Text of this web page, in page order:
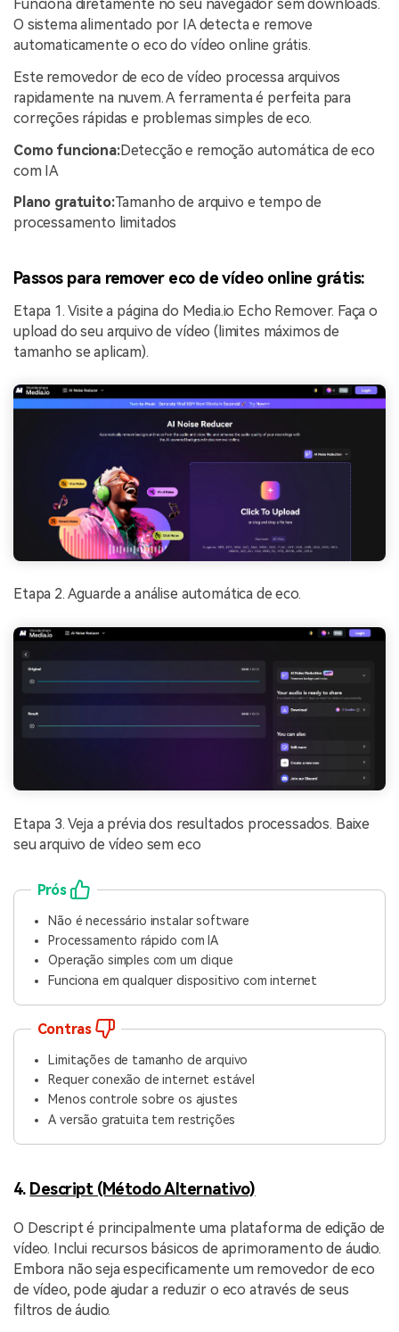
Funciona diretamente no seu navegador sem downloads.
O sistema alimentado por IA detecta e remove
automaticamente o eco do vídeo online grátis.
Este removedor de eco de vídeo processa arquivos
rapidamente na nuvem. A ferramenta é perfeita para
correções rápidas e problemas simples de eco.
Como funciona:Detecção e remoção automática de eco
com IA
Plano gratuito:Tamanho de arquivo e tempo de
processamento limitados
Passos para remover eco de vídeo online grátis:
Etapa 1. Visite a página do Media.io Echo Remover. Faça o
upload do seu arquivo de vídeo (limites máximos de
tamanho se aplicam).
Etapa 2. Aguarde a análise automática de eco.
Etapa 3. Veja a prévia dos resultados processados. Baixe
seu arquivo de vídeo sem eco
Prós
Não é necessário instalar software
Processamento rápido com IA
Operação simples com um clique
Funciona em qualquer dispositivo com internet
Contras
Limitações de tamanho de arquivo
Requer conexão de internet estável
Menos controle sobre os ajustes
A versão gratuita tem restrições
4. Descript (Método Alternativo)
O Descript é principalmente uma plataforma de edição de
vídeo. Inclui recursos básicos de aprimoramento de áudio.
Embora não seja especificamente um removedor de eco
de vídeo, pode ajudar a reduzir o eco através de seus
filtros de áudio.